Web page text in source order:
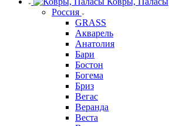
Россия
GRASS
Акварель
Анатолия
Бари
Бостон
Богема
Бриз
Вегас
Веранда
Веста